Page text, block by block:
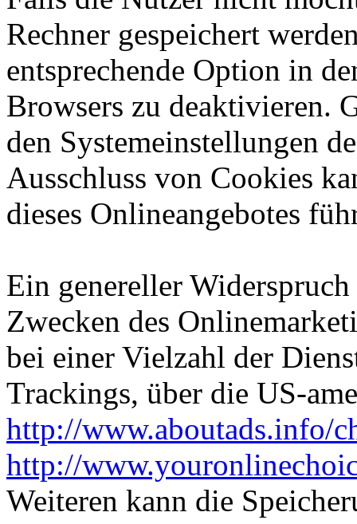
Rechner gespeichert
entsprechende Option in
Browsers zu deaktivieren.
den Systemeinstellungen
Ausschluss von Cookies
dieses Onlineangebotes
Ein genereller
Zwecken des
bei einer Vielzahl der
Trackings, über die US-
http://www.aboutads.info/
http://
Weiteren kann die